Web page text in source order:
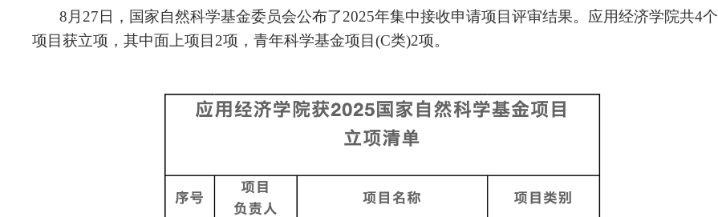
8月27日，国家自然科学基金委员会公布了2025年集中接收申请项目评审结果。应用经济学院共4个
项目获立项，其中面上项目2项，青年科学基金项目(C类)2项。